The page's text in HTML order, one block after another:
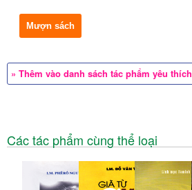
Mượn sách
» Thêm vào danh sách tác phẩm yêu thích
Các tác phẩm cùng thể loại